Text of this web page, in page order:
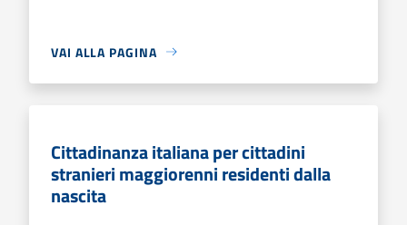
VAI ALLA PAGINA
Cittadinanza italiana per cittadini
stranieri maggiorenni residenti dalla
nascita